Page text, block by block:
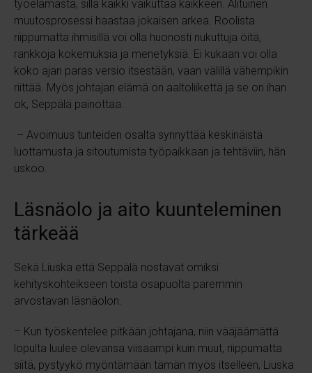
työelämästä, sillä kaikki vaikuttaa kaikkeen. Alituinen
muutosprosessi haastaa jokaisen arkea. Roolista
riippumatta ihmisillä voi olla huonosti nukuttuja öitä,
rankkoja kokemuksia ja menetyksiä. Ei kukaan voi olla
koko ajan paras versio itsestään, vaan välillä vähempikin
riittää. Myös johtajan elämä on aaltoliikettä ja se on ihan
ok, Seppälä painottaa.
– Avoimuus tunteiden osalta synnyttää keskinäistä
luottamusta ja sitoutumista työpaikkaan ja tehtäviin, hän
uskoo.
Läsnäolo ja aito kuunteleminen
tärkeää
Sekä Liuska että Seppälä nostavat omiksi
kehityskohteikseen toista osapuolta paremmin
arvostavan läsnäolon.
– Kun työskentelee pitkään johtajana, niin vääjäämättä
lopulta luulee olevansa viisaampi kuin muut, riippumatta
siitä, pystyykö myöntämään tämän myös itselleen, Liuska